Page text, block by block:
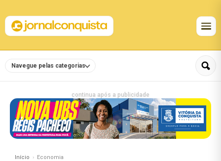
Navegue pelas categorias
continua após a publicidade
Início Economia